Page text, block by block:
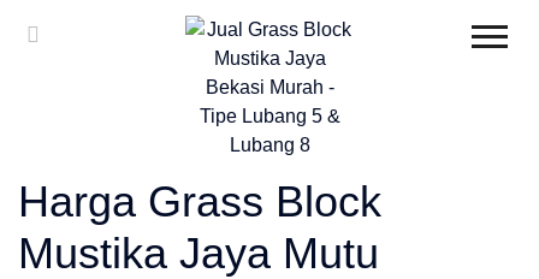
Harga Grass Block
Mustika Jaya Mutu